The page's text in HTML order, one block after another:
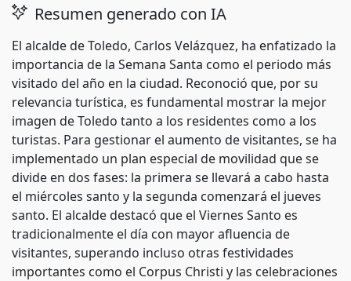
Resumen generado con IA
El alcalde de Toledo, Carlos Velázquez, ha enfatizado la
importancia de la Semana Santa como el periodo más
visitado del año en la ciudad. Reconoció que, por su
relevancia turística, es fundamental mostrar la mejor
imagen de Toledo tanto a los residentes como a los
turistas. Para gestionar el aumento de visitantes, se ha
implementado un plan especial de movilidad que se
divide en dos fases: la primera se llevará a cabo hasta
el miércoles santo y la segunda comenzará el jueves
santo. El alcalde destacó que el Viernes Santo es
tradicionalmente el día con mayor afluencia de
visitantes, superando incluso otras festividades
importantes como el Corpus Christi y las celebraciones